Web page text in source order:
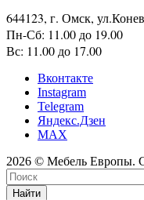
644123, г. Омск,
Пн-Сб: 11.00 до 19.00
Вс: 11.00 до 17.00
Вконтакте
Instagram
Telegram
Яндекс.Дзен
MAX
2026 © Мебель Европы.
Найти